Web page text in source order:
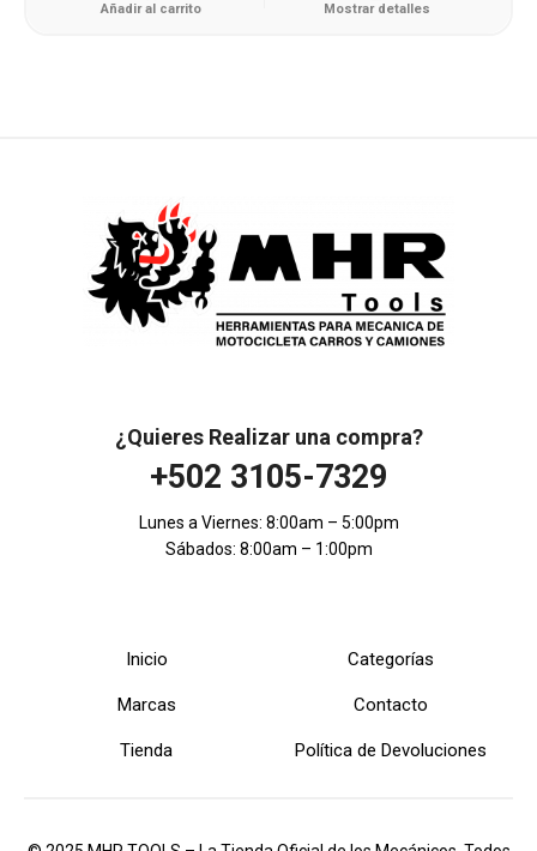
Añadir al carrito Mostrar detalles
¿Quieres Realizar una compra?
+502 3105-7329
Lunes a Viernes: 8:00am – 5:00pm
Sábados: 8:00am – 1:00pm
Inicio Categorías
Marcas Contacto
Tienda Política de Devoluciones